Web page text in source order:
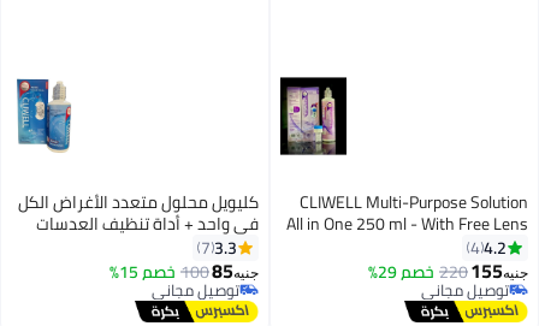
CLIWELL Multi-Purpose Solution
All in One 250 ml - With Free Lens
Wash
4.2
4
جنيه155
220 خصم 29%
توصيل مجاني
توصيل مجاني
كليويل محلول متعدد الأغراض الكل
في واحد + أداة تنظيف العدسات
مل
3.3
7
جنيه85
100 خصم 15%
توصيل مجاني
توصيل مجاني